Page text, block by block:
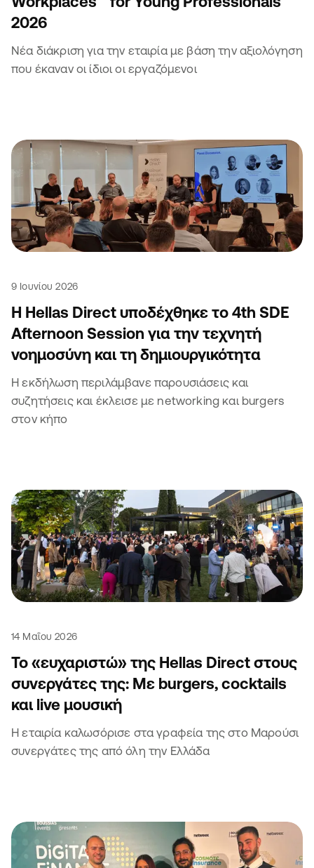
2026
Νέα διάκριση για την εταιρία με βάση την αξιολόγηση
που έκαναν οι ίδιοι οι εργαζόμενοι
9 Ιουνίου 2026
Η Hellas Direct υποδέχθηκε το 4th SDE
Afternoon Session για την τεχνητή
νοημοσύνη και τη δημιουργικότητα
Η εκδήλωση περιλάμβανε παρουσιάσεις και
συζητήσεις και έκλεισε με networking και burgers
στον κήπο
14 Μαΐου 2026
Το «ευχαριστώ» της Hellas Direct στους
συνεργάτες της: Με burgers, cocktails
και live μουσική
Η εταιρία καλωσόρισε στα γραφεία της στο Μαρούσι
συνεργάτες της από όλη την Ελλάδα